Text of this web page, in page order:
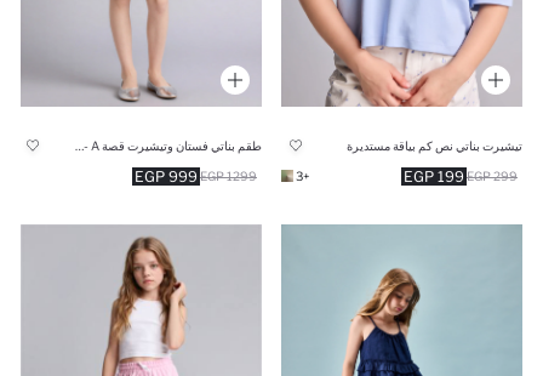
تيشيرت بناتي نص كم بياقة مستديرة
199 EGP 299 EGP
+3
999 EGP 1299 EGP